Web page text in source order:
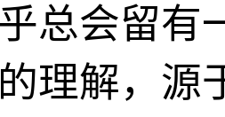
总会留有
理解，源